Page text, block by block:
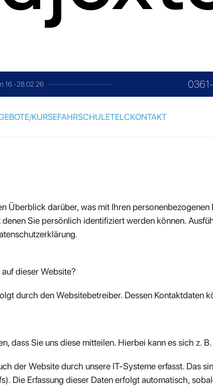
16.-28.02.26 telc-
KURSEFAHRSCHULETELCKONTAKT
Überblick darüber, was mit Ihren
Sie persönlich identifiziert werden können.
dieser Website?
durch den Websitebetreiber. Dessen Kontaktdaten
dass Sie uns diese mitteilen. Hierbei kann es sich z.
der Website durch unsere IT-Systeme erfasst. Das
Die Erfassung dieser Daten erfolgt automatisch,